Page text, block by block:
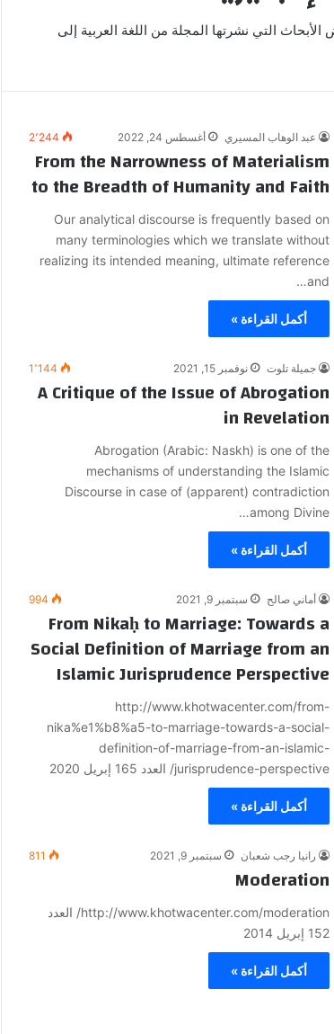
التي نشرتها المجلة من اللغة العربية إلى
عبد الوهاب المسيري أغسطس 24, 2022 2٬244
From the Narrowness of Materialism
to the Breadth of Humanity and Faith
Our analytical discourse is frequently based on
many terminologies which we translate without
realizing its intended meaning, ultimate reference
and…
أكمل القراءة »
جميلة تلوت نوفمبر 15, 2021 1٬144
A Critique of the Issue of Abrogation
in Revelation
Abrogation (Arabic: Naskh) is one of the
mechanisms of understanding the Islamic
Discourse in case of (apparent) contradiction
among Divine…
أكمل القراءة »
أماني صالح سبتمبر 9, 2021 994
From Nikaḥ to Marriage: Towards a
Social Definition of Marriage from an
Islamic Jurisprudence Perspective
http://www.khotwacenter.com/from-
nika%e1%b8%a5-to-marriage-towards-a-social-
definition-of-marriage-from-an-islamic-
jurisprudence-perspective/ العدد 165 إبريل 2020
أكمل القراءة »
رانيا رجب شعبان سبتمبر 9, 2021 811
Moderation
http://www.khotwacenter.com/moderation/ العدد
152 إبريل 2014
أكمل القراءة »